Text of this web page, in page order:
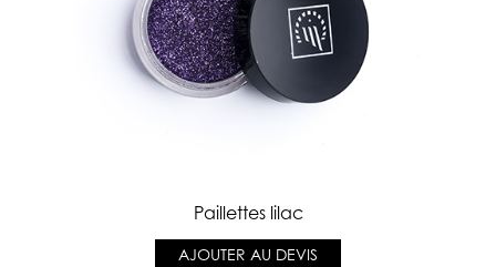
Paillettes lilac
AJOUTER AU DEVIS